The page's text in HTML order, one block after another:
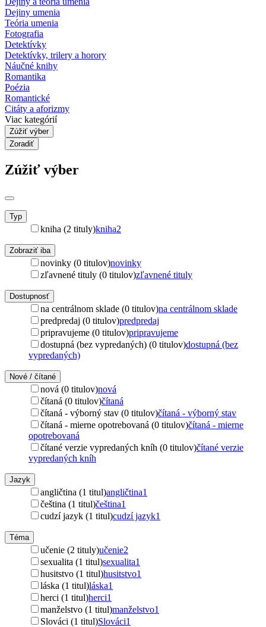
Dejiny umenia
Teória umenia
Fotografia
Detektívky
Detektívky, trilery a horory
Náučné knihy
Romantika
Poézia
Romantické
Citáty a aforizmy
Viac kategórií
Zúžiť výber
Zoradiť
Zúžiť výber
Typ
kniha (2 tituly)kniha2
Zobraziť iba
novinky (0 titulov)novinky
zľavnené tituly (0 titulov)zľavnené tituly
Dostupnosť
na centrálnom sklade (0 titulov)na centrálnom sklade
predpredaj (0 titulov)predpredaj
pripravujeme (0 titulov)pripravujeme
dostupná (bez vypredaných) (0 titulov)dostupná (bez
vypredaných)
Nové / čítané
nová (0 titulov)nová
čítaná (0 titulov)čítaná
čítaná - výborný stav (0 titulov)čítaná - výborný stav
čítaná - mierne opotrebovaná (0 titulov)čítaná - mierne
opotrebovaná
čítané verzie vypredaných kníh (0 titulov)čítané verzie
vypredaných kníh
Jazyk
angličtina (1 titul)angličtina1
čeština (1 titul)čeština1
cudzí jazyk (1 titul)cudzí jazyk1
Téma
učenie (2 tituly)učenie2
sexualita (1 titul)sexualita1
husitstvo (1 titul)husitstvo1
láska (1 titul)láska1
herci (1 titul)herci1
manželstvo (1 titul)manželstvo1
Slováci (1 titul)Slováci1